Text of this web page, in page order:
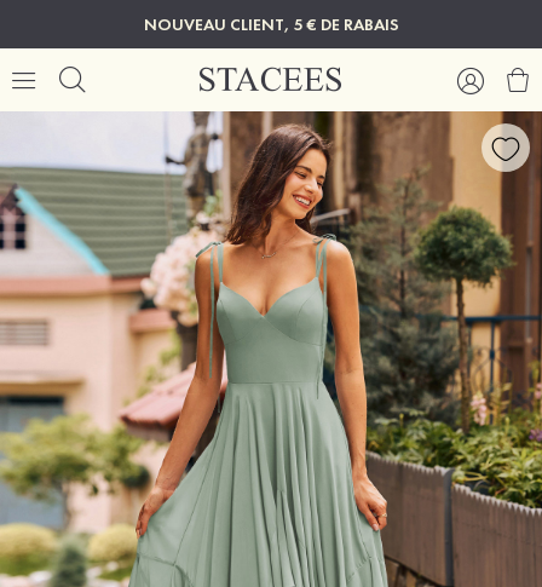
NOUVEAU CLIENT, 5 € DE RABAIS